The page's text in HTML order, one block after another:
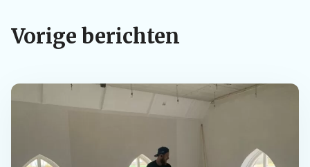
Vorige berichten